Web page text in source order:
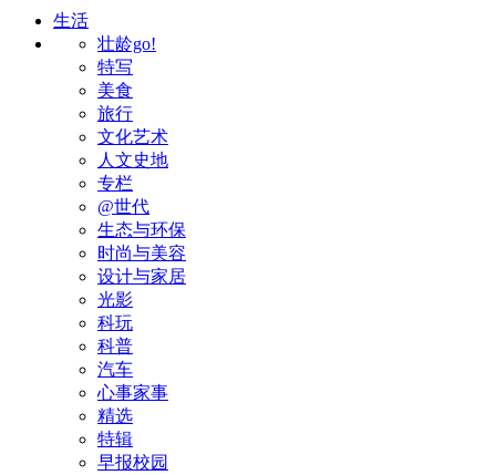
生活
壮龄go!
特写
美食
旅行
文化艺术
人文史地
专栏
@世代
生态与环保
时尚与美容
设计与家居
光影
科玩
科普
汽车
心事家事
精选
特辑
早报校园